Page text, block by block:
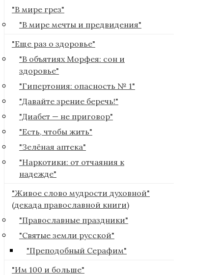
"В мире грез"
"В мире мечты и предвидения"
"Еще раз о здоровье"
"В объятиях Морфея: сон и
здоровье"
"Гипертония: опасность № 1"
"Давайте зрение беречь!"
"Диабет — не приговор"
"Есть, чтобы жить"
"Зелёная аптека"
"Наркотики: от отчаяния к
надежде"
"Живое слово мудрости духовной"
(декада православной книги)
"Православные праздники"
"Святые земли русской"
"Преподобный Серафим"
"Им 100 и больше"